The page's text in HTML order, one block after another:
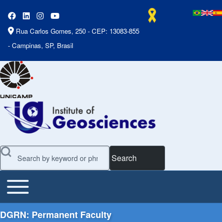
Rua Carlos Gomes, 250 - CEP: 13083-855
- Campinas, SP, Brasil
Search
Main Menu
Toggle main menu
DGRN: Permanent Faculty